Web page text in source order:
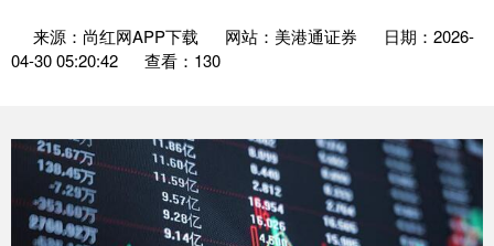
来源：尚红网APP下载 网站：美港通证券
日期：2026-
04-30 05:20:42
查看：130